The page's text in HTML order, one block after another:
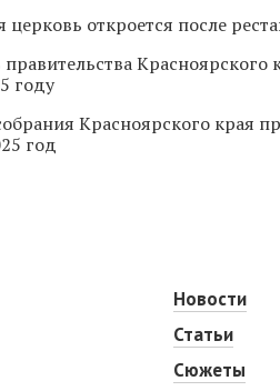
церковь откроется после
Красноярского
году
Красноярского края
год
Новости
Статьи
Сюжеты